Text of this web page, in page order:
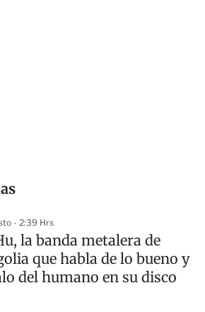
- 2:39 Hrs
la banda metalera de
que habla de lo bueno y
del humano en su disco